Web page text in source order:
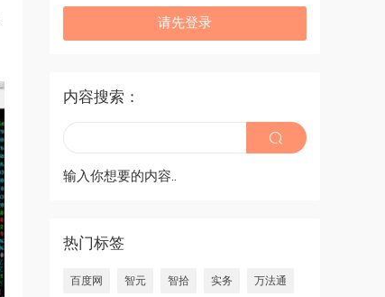
请先登录
内容搜索：
输入你想要的内容..
热门标签
百度网 智元 智拾 实务 万法通